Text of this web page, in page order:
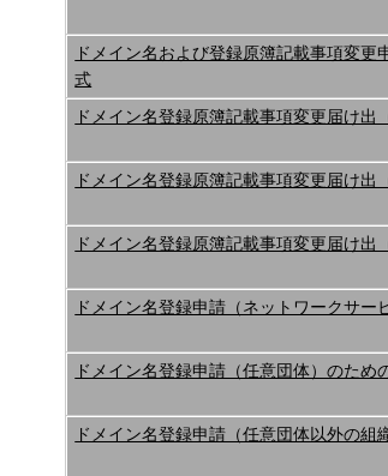
ドメイン名および登録原簿記載事項変
式
ドメイン名登録原簿記載事項変更届け
ドメイン名登録原簿記載事項変更届け出
ドメイン名登録原簿記載事項変更届け
ドメイン名登録申請（ネットワークサー
ドメイン名登録申請（任意団体）のため
ドメイン名登録申請（任意団体以外の組